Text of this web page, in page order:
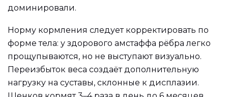
доминировали.
Норму кормления следует корректировать по
форме тела: у здорового амстаффа рёбра легко
прощупываются, но не выступают визуально.
Переизбыток веса создаёт дополнительную
нагрузку на суставы, склонные к дисплазии.